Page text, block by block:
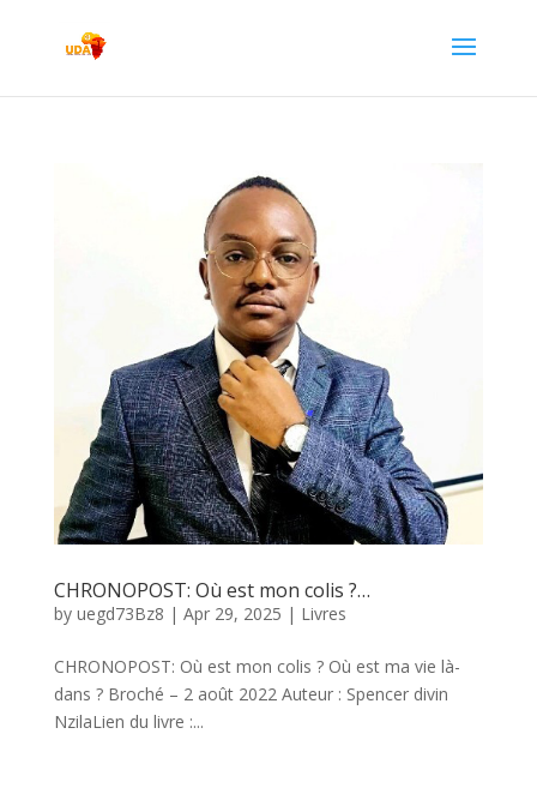
CHRONOPOST: Où est mon colis ?…
by uegd73Bz8 | Apr 29, 2025 | Livres
CHRONOPOST: Où est mon colis ? Où est ma vie là-
dans ? Broché – 2 août 2022 Auteur : Spencer divin
NzilaLien du livre :...